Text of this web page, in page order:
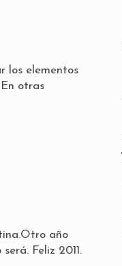
los elementos
otras
año
Feliz 2011.